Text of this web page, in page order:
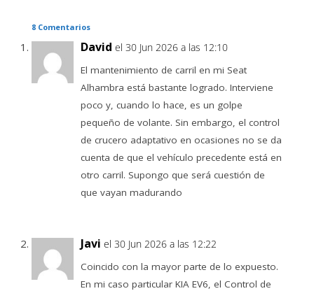
8 Comentarios
David el 30 Jun 2026 a las 12:10
El mantenimiento de carril en mi Seat
Alhambra está bastante logrado. Interviene
poco y, cuando lo hace, es un golpe
pequeño de volante. Sin embargo, el control
de crucero adaptativo en ocasiones no se da
cuenta de que el vehículo precedente está en
otro carril. Supongo que será cuestión de
que vayan madurando
Javi el 30 Jun 2026 a las 12:22
Coincido con la mayor parte de lo expuesto.
En mi caso particular KIA EV6, el Control de